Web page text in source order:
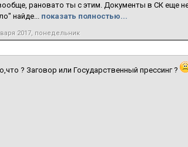
рановато ты с этим. Документы в СК еще
найде... показать полностью...
2017, понедельник
? Заговор или Государственный прессинг ?